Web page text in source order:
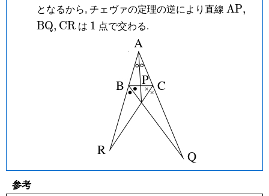
となるから, チェヴァの定理の逆により直線 AP,
BQ, \mathrm{CR}
CR は 1
1 点で交わる.
参考